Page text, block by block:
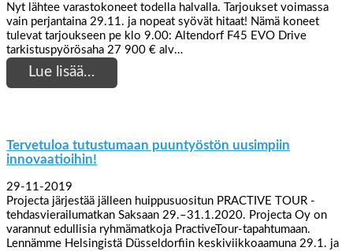
Nyt lähtee varastokoneet todella halvalla. Tarjoukset voimassa
vain perjantaina 29.11. ja nopeat syövät hitaat! Nämä koneet
tulevat tarjoukseen pe klo 9.00: Altendorf F45 EVO Drive
tarkistuspyörösaha 27 900 € alv…
Lue lisää…
Tervetuloa tutustumaan puuntyöstön uusimpiin
innovaatioihin!
29-11-2019
Projecta järjestää jälleen huippusuositun PRACTIVE TOUR -
tehdasvierailumatkan Saksaan 29.–31.1.2020. Projecta Oy on
varannut edullisia ryhmämatkoja PractiveTour-tapahtumaan.
Lennämme Helsingistä Düsseldorfiin keskiviikkoaamuna 29.1. ja